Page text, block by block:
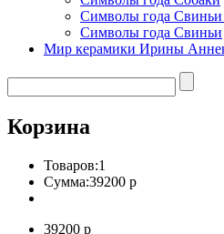
Символы года
Символы года Свиньи
Мир керамики Ирины
Корзина
Товаров:1
Сумма:39200 р
39200 р